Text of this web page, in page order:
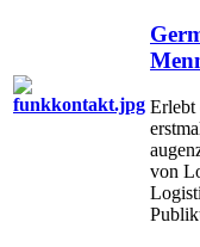
Erlebt
von